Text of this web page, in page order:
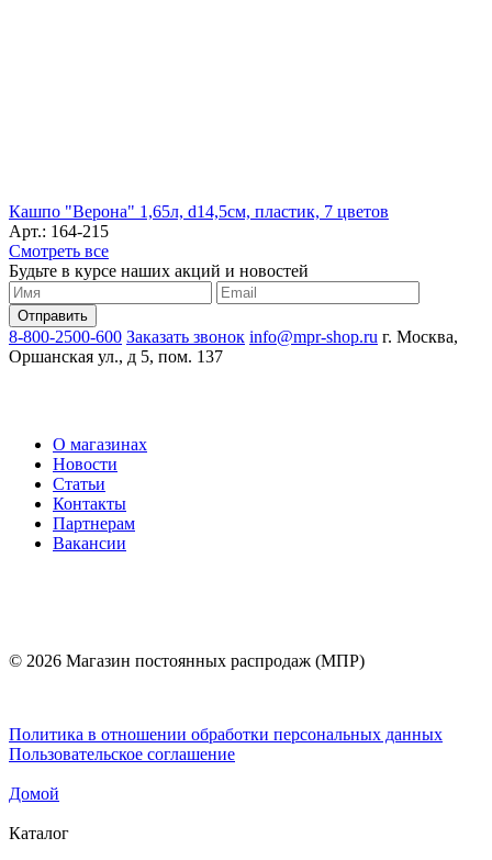
Кашпо "Верона" 1,65л, d14,5см, пластик, 7 цветов
Арт.: 164-215
Смотреть все
Будьте в курсе наших акций и новостей
8-800-2500-600 Заказать звонок info@mpr-shop.ru г. Москва,
Оршанская ул., д 5, пом. 137
О магазинах
Новости
Статьи
Контакты
Партнерам
Вакансии
© 2026 Магазин постоянных распродаж (МПР)
Политика в отношении обработки персональных данных
Пользовательское соглашение
Домой
Каталог